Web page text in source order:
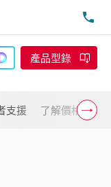
產品型錄
支援 了解價格